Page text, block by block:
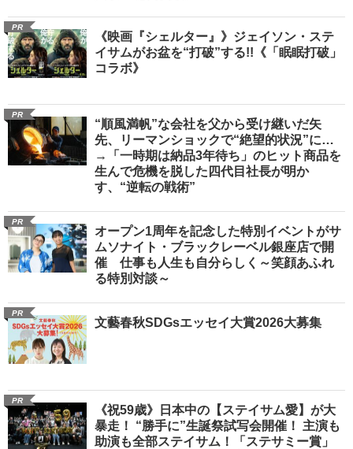
PR
《映画『シェルター』》ジェイソン・ステ
イサムがお盆を“打破”する!!《「眠眠打破」
コラボ》
PR
“順風満帆”な会社を父から受け継いだ矢
先、リーマンショックで“絶望的状況”に…
→「一時期は納品3年待ち」のヒット商品を
生んで危機を脱した四代目社長が明か
す、“逆転の戦術”
PR
オープン1周年を記念した特別イベントがサ
ムソナイト・ブラックレーベル銀座店で開
催 仕事も人生も自分らしく～笑顔あふれ
る特別対談～
PR
文藝春秋SDGsエッセイ大賞2026大募集
PR
《祝59歳》日本中の【ステイサム愛】が大
暴走！ “勝手に”生誕祭試写会開催！ 主演も
助演も全部ステイサム！「ステサミー賞」